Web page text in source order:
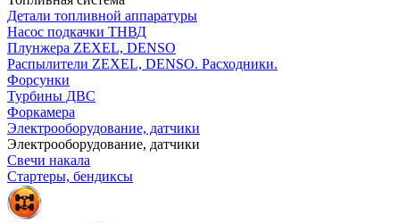
Детали топливной аппаратуры
Насос подкачки ТНВД
Плунжера ZEXEL, DENSO
Распылители ZEXEL, DENSO. Расходники.
Форсунки
Турбины ДВС
Форкамера
Электрооборудование, датчики
Электрооборудование, датчики
Свечи накала
Стартеры, бендиксы